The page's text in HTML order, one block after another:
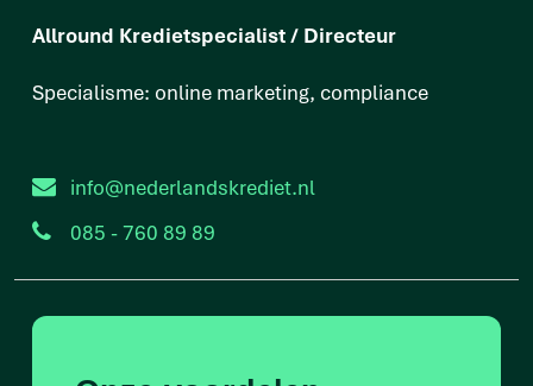
Allround Kredietspecialist / Directeur
Specialisme: online marketing, compliance
info@nederlandskrediet.nl
085 - 760 89 89